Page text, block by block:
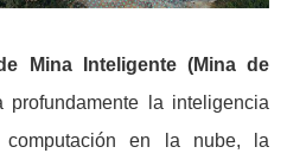
Mina Inteligente (Mina de
la inteligencia
en la nube, la